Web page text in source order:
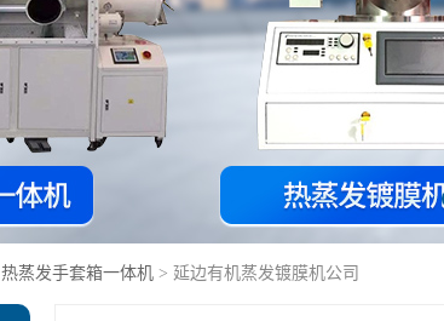
热蒸发手套箱一体机 > 延边有机蒸发镀膜机公司